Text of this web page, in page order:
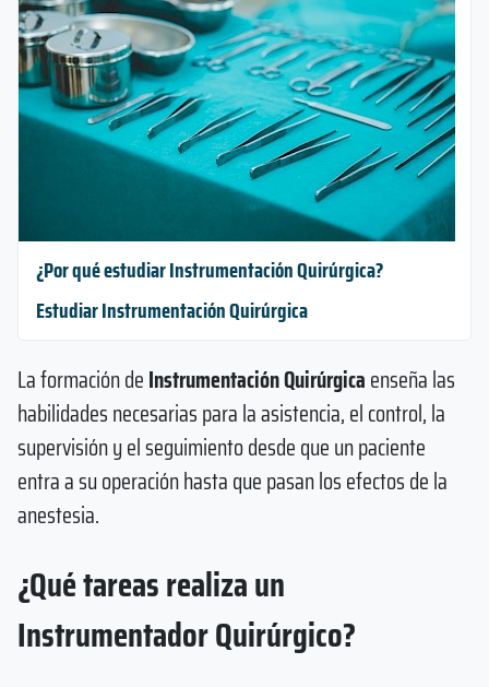
¿Por qué estudiar Instrumentación Quirúrgica?
Estudiar Instrumentación Quirúrgica
La formación deInstrumentación Quirúrgicaenseña las
habilidades necesarias para la asistencia, el control, la
supervisión y el seguimiento desde que un paciente
entra a su operación hasta que pasan los efectos de la
anestesia.
¿Qué tareas realiza un
Instrumentador Quirúrgico?